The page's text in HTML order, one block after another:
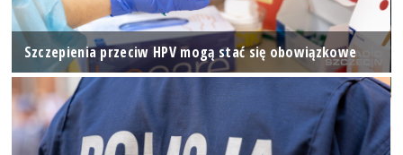
Szczepienia przeciw HPV mogą stać się obowiązkowe